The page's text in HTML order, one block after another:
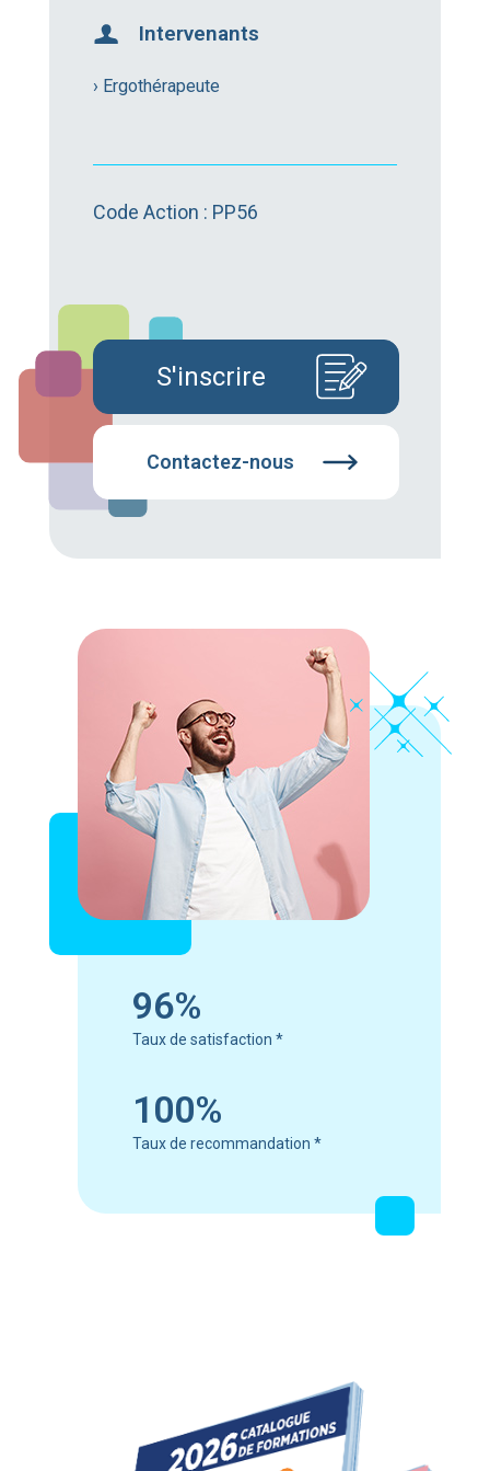
Intervenants
› Ergothérapeute
Code Action : PP56
S'inscrire
Contactez-nous
96%
Taux de satisfaction *
100%
Taux de recommandation *